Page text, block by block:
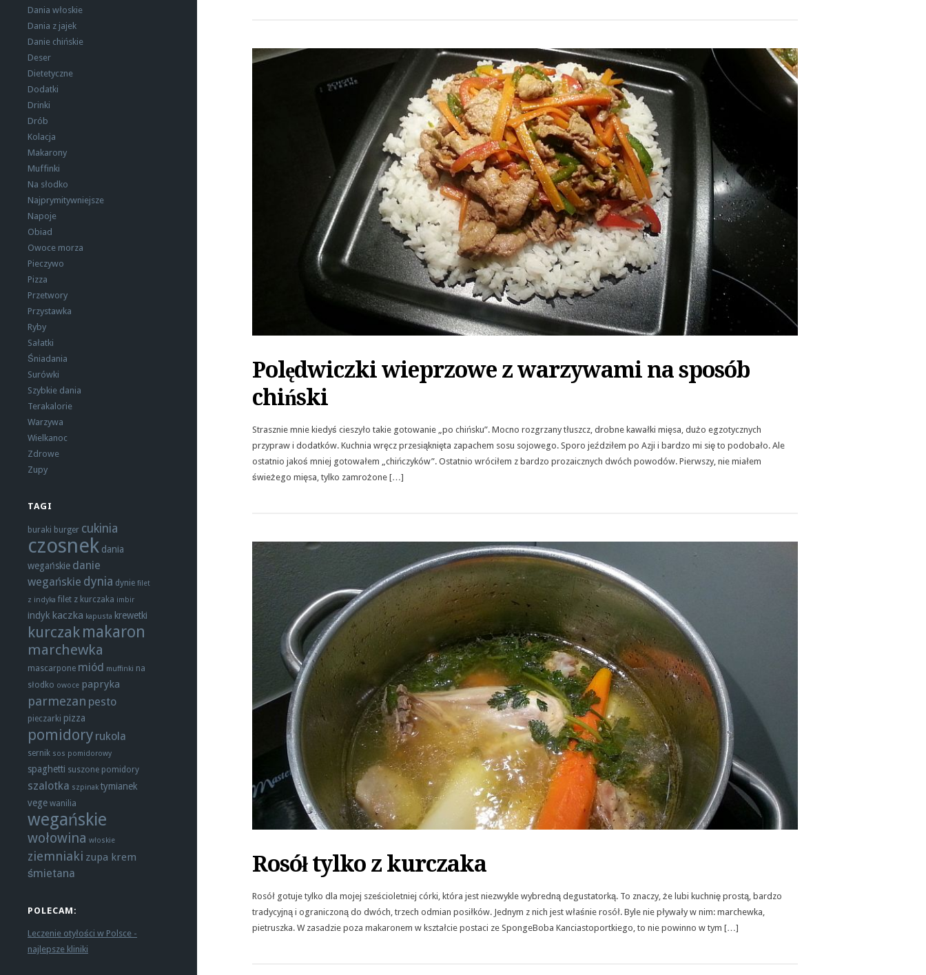
Dania włoskie
Dania z jajek
Danie chińskie
Deser
Dietetyczne
Dodatki
Drinki
Drób
Kolacja
Makarony
Muffinki
Na słodko
Najprymitywniejsze
Napoje
Obiad
Owoce morza
Pieczywo
Pizza
Przetwory
Przystawka
Ryby
Sałatki
Śniadania
Surówki
Szybkie dania
Terakalorie
Warzywa
Wielkanoc
Zdrowe
Zupy
TAGI
buraki burger cukinia
czosnek dania
wegańskie danie
wegańskie dynia dynie filet
z indyka filet z kurczaka imbir
indyk kaczka kapusta krewetki
kurczakmakaron
marchewka
mascarpone miód muffinki na
słodko owoce papryka
parmezan pesto
pieczarki pizza
pomidory rukola
sernik sos pomidorowy
spaghetti suszone pomidory
szalotka szpinak tymianek
vege wanilia
wegańskie
wołowina włoskie
ziemniaki zupa krem
śmietana
POLECAM:
Leczenie otyłości w Polsce -
najlepsze kliniki
Polędwiczki wieprzowe z warzywami na sposób
chiński
Strasznie mnie kiedyś cieszyło takie gotowanie „po chińsku”. Mocno rozgrzany tłuszcz, drobne kawałki mięsa, dużo egzotycznych
przypraw i dodatków. Kuchnia wręcz przesiąknięta zapachem sosu sojowego. Sporo jeździłem po Azji i bardzo mi się to podobało. Ale
ostatnio jakoś mniej gotowałem „chińczyków”. Ostatnio wróciłem z bardzo prozaicznych dwóch powodów. Pierwszy, nie miałem
świeżego mięsa, tylko zamrożone […]
Rosół tylko z kurczaka
Rosół gotuje tylko dla mojej sześcioletniej córki, która jest niezwykle wybredną degustatorką. To znaczy, że lubi kuchnię prostą, bardzo
tradycyjną i ograniczoną do dwóch, trzech odmian posiłków. Jednym z nich jest właśnie rosół. Byle nie pływały w nim: marchewka,
pietruszka. W zasadzie poza makaronem w kształcie postaci ze SpongeBoba Kanciastoportkiego, to nie powinno w tym […]